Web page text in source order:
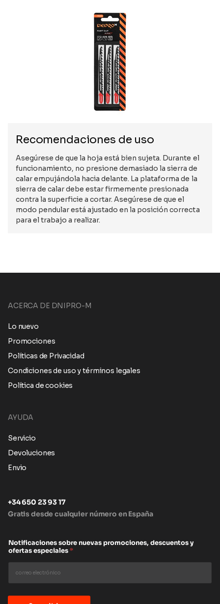
Recomendaciones de uso
Asegúrese de que la hoja está bien sujeta. Durante el
funcionamiento, no presione demasiado la sierra de
calar empujándola hacia delante. La plataforma de la
sierra de calar debe estar firmemente presionada
contra la superficie a cortar. Asegúrese de que el
modo pendular está ajustado en la posición correcta
para el trabajo a realizar.
ACERCA DE DNIPRO-M
Lo nuevo
Promociones
Políticas de Privacidad
Condiciones de uso y términos legales
Política de cookies
AYUDA
Servicio
Devoluciones
Envio
+34 650 23 93 17
Gratis desde cualquier número en España
Notificaciones sobre nuevas promociones, descuentos y
ofertas especiales*